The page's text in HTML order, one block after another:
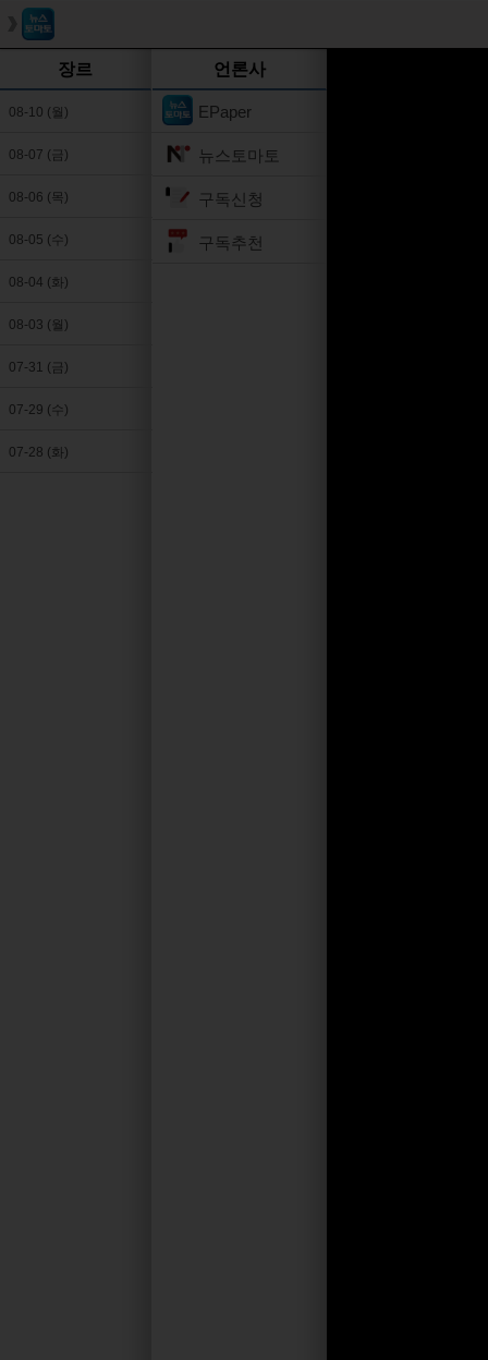
장르
08-10 (월)
08-07 (금)
08-06 (목)
08-05 (수)
08-04 (화)
08-03 (월)
07-31 (금)
07-29 (수)
07-28 (화)
언론사
EPaper
뉴스토마토
구독신청
구독추천